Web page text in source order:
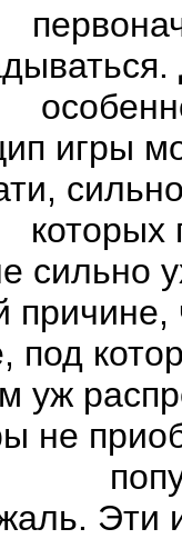
игры
которых
сильно
под
уж
не
Эти